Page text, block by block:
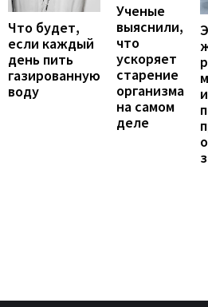
Что будет,
если каждый
день пить
газированную
воду
Ученые
выяснили,
что
ускоряет
старение
организма
на самом
деле